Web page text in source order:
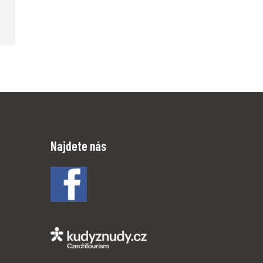
Najdete nás